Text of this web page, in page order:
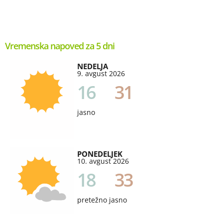
Vremenska napoved za 5 dni
NEDELJA
9. avgust 2026
16 31
jasno
PONEDELJEK
10. avgust 2026
18 33
pretežno jasno